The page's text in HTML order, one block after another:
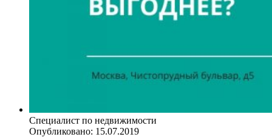
Специалист по недвижимости
Опубликовано: 15.07.2019